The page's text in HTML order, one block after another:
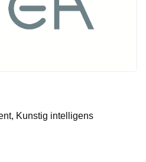
Kunstig intelligens